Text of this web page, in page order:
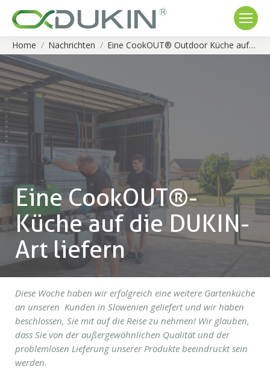
You are here:
Home Nachrichten Eine CookOUT® Outdoor Küche auf…
Eine CookOUT®-
Küche auf die DUKIN-
Art liefern
Diese Woche haben wir erfolgreich eine weitere Gartenküche
an unseren Kunden in Slowenien geliefert und wir haben
beschlossen, Sie mit auf die Reise zu nehmen! Wir glauben,
dass Sie von der außergewöhnlichen Qualität und der
problemlosen Lieferung unserer Produkte beeindruckt sein
werden.